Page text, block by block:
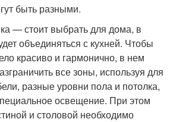
быть разными.
— стоит выбрать для дома, в
объединяться с кухней. Чтобы
красиво и гармонично, в нем
все зоны, используя для
разные уровни пола и потолка,
освещение. При этом
и столовой необходимо